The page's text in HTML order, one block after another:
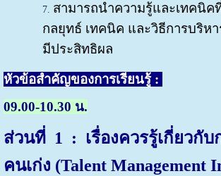
สามารถนำความรู้และเทคนิค
กลยุทธ์ เทคนิค และวิธีการบริหา
มีประสิทธิผล
หัวข้อสำคัญของการเรียนรู้ :
09.00-10.30 น.
ส่วนที่ 1 : เรื่องควรรู้เกี่ยวกับ
คนเก่ง (Talent Management